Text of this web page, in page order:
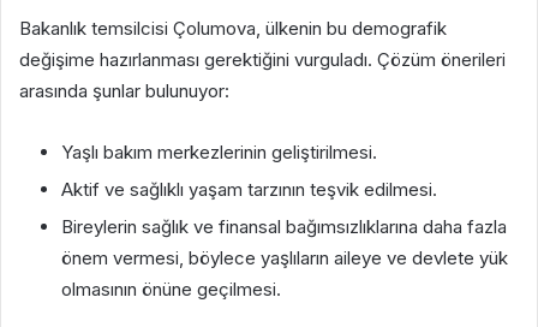
Bakanlık temsilcisi Çolumova, ülkenin bu demografik
değişime hazırlanması gerektiğini vurguladı. Çözüm önerileri
arasında şunlar bulunuyor:
Yaşlı bakım merkezlerinin geliştirilmesi.
Aktif ve sağlıklı yaşam tarzının teşvik edilmesi.
Bireylerin sağlık ve finansal bağımsızlıklarına daha fazla
önem vermesi, böylece yaşlıların aileye ve devlete yük
olmasının önüne geçilmesi.